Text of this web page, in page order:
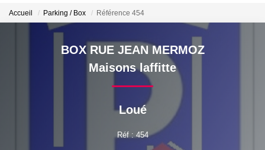
Calculettes Financières
LOUER
Nos Biens
Déposer Un Dossier
Accueil Parking / Box Référence 454
BOX RUE JEAN MERMOZ
Maisons laffitte
Loué
Réf : 454